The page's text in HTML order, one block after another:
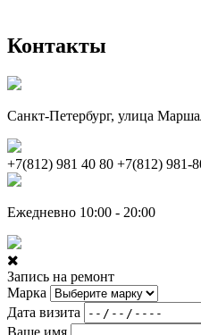
Контакты
Санкт-Петербург, улица
+7(812) 981 40 80 +7(812) 981-
Ежедневно 10:00 - 20:00
Запись на ремонт
Марка
Дата визита
Ваше имя